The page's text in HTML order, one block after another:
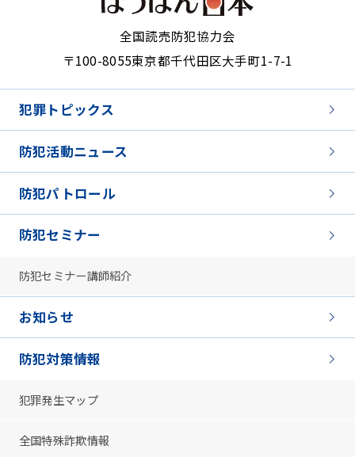
全国読売防犯協力会
〒100-8055東京都千代田区大手町1-7-1
犯罪トピックス
防犯活動ニュース
防犯パトロール
防犯セミナー
防犯セミナー講師紹介
お知らせ
防犯対策情報
犯罪発生マップ
全国特殊詐欺情報